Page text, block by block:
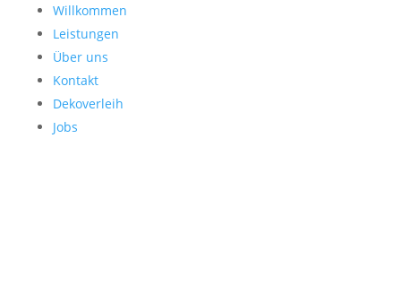
Willkommen
Leistungen
Über uns
Kontakt
Dekoverleih
Jobs